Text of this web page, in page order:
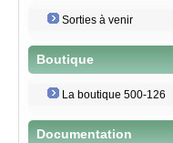
Sorties à venir
Boutique
La boutique 500-126
Documentation